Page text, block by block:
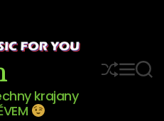
krajany